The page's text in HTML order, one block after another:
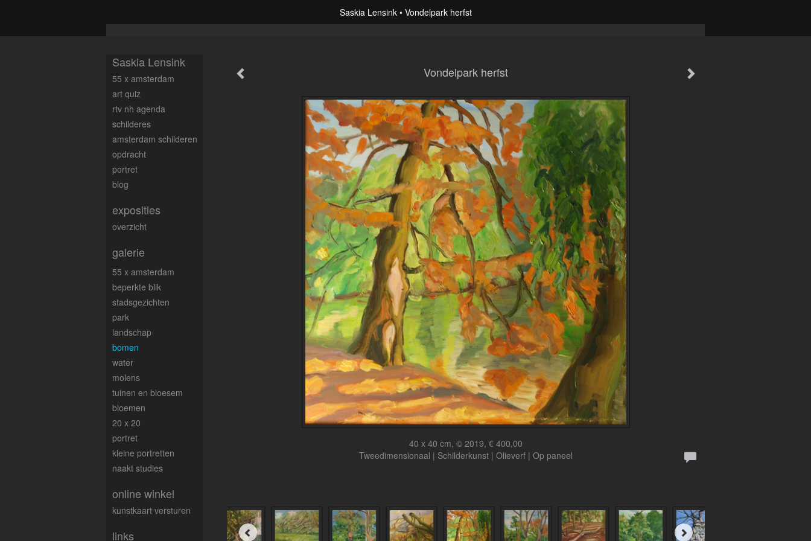
Saskia Lensink Vondelpark herfst
Vondelpark herfst
40 x 40 cm, © 2019, € 400,00
Tweedimensionaal | Schilderkunst | Olieverf | Op paneel
Saskia Lensink
55 x amsterdam
art quiz
rtv nh agenda
schilderes
amsterdam schilderen
opdracht
portret
blog
exposities
overzicht
galerie
55 x amsterdam
beperkte blik
stadsgezichten
park
landschap
bomen
water
molens
tuinen en bloesem
bloemen
20 x 20
portret
kleine portretten
naakt studies
online winkel
kunstkaart versturen
links